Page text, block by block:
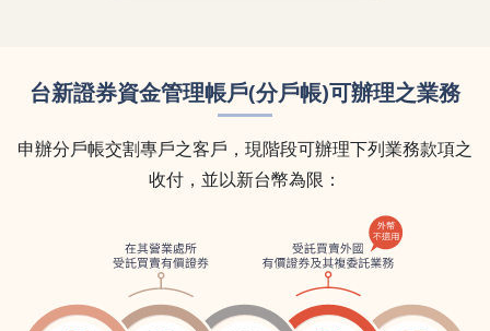
台新證券資金管理帳戶(分戶帳)可辦理之業務
申辦分戶帳交割專戶之客戶，現階段可辦理下列業務款項之
收付，並以新台幣為限：